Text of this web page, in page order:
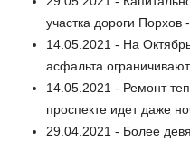
участка дороги Порхов
14.05.2021 - На
асфальта
14.05.2021 - Ремонт
проспекте идет даже
29.04.2021 - Более